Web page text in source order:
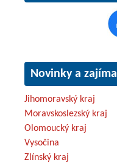
Novinky a
Jihomoravský kraj
Moravskoslezský kraj
Olomoucký kraj
Vysočina
Zlínský kraj